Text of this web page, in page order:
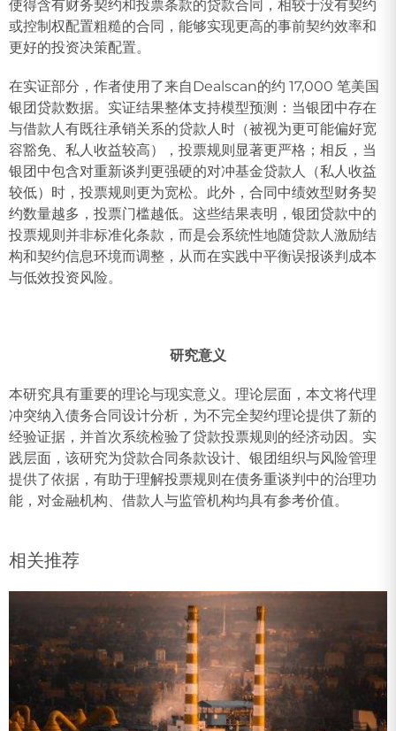
使得含有财务契约和投票条款的贷款合同，相较于没有契约
或控制权配置粗糙的合同，能够实现更高的事前契约效率和
更好的投资决策配置。
在实证部分，作者使用了来自Dealscan的约 17,000 笔美国
银团贷款数据。实证结果整体支持模型预测：当银团中存在
与借款人有既往承销关系的贷款人时（被视为更可能偏好宽
容豁免、私人收益较高），投票规则显著更严格；相反，当
银团中包含对重新谈判更强硬的对冲基金贷款人（私人收益
较低）时，投票规则更为宽松。此外，合同中绩效型财务契
约数量越多，投票门槛越低。这些结果表明，银团贷款中的
投票规则并非标准化条款，而是会系统性地随贷款人激励结
构和契约信息环境而调整，从而在实践中平衡误报谈判成本
与低效投资风险。
研究意义
本研究具有重要的理论与现实意义。理论层面，本文将代理
冲突纳入债务合同设计分析，为不完全契约理论提供了新的
经验证据，并首次系统检验了贷款投票规则的经济动因。实
践层面，该研究为贷款合同条款设计、银团组织与风险管理
提供了依据，有助于理解投票规则在债务重谈判中的治理功
能，对金融机构、借款人与监管机构均具有参考价值。
相关推荐